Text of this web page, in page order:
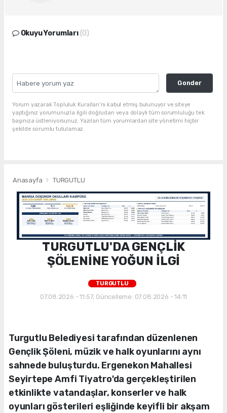
Okuyu Yorumları (0)
Gonder
Yorum yazarak Topluluk Kuralları’nı kabul etmiş bulunuyor ve siteye
yaptığınız yorumunuzla ilgili doğrudan veya dolaylı tüm sorumluluğu tek
başınıza üstleniyorsunuz. Yazılan tüm yorumlardan site yönetimi hiçbir
şekilde sorumlu tutulamaz.
Anasayfa TURGUTLU
TURGUTLU'DA GENÇLİK
ŞÖLENİNE YOĞUN İLGİ
TURGUTLU
07.08.2026 - 11:57, Güncelleme: 07.08.2026 - 14:11
Turgutlu Belediyesi tarafından düzenlenen
Gençlik Şöleni, müzik ve halk oyunlarını aynı
sahnede buluşturdu. Ergenekon Mahallesi
Seyirtepe Amfi Tiyatro'da gerçekleştirilen
etkinlikte vatandaşlar, konserler ve halk
oyunları gösterileri eşliğinde keyifli bir akşam